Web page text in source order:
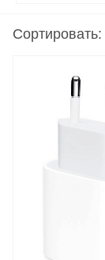
Сортировать: